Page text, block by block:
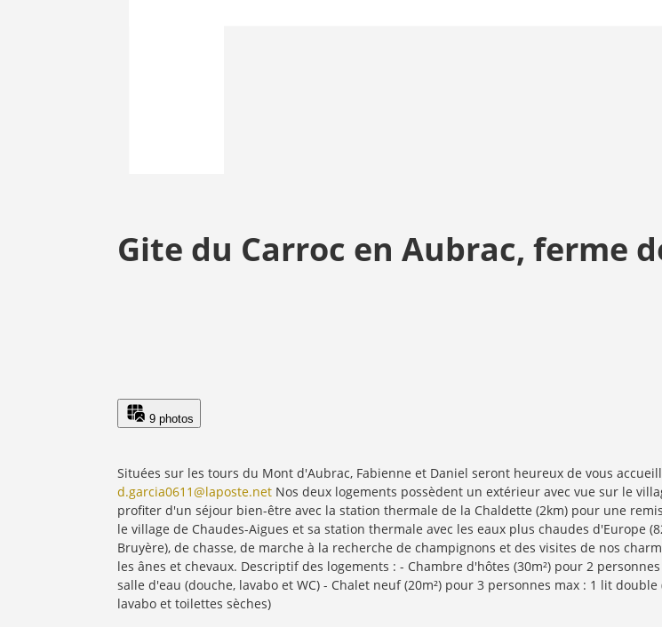
Gite du Carroc en Aubrac, ferme
9 photos
Situées sur les tours du Mont d'Aubrac, Fabienne et Daniel seront heureux de vous
d.garcia0611@laposte.net Nos deux logements possèdent un extérieur avec vue sur le
profiter d'un séjour bien-être avec la station thermale de la Chaldette (2km) pour une
le village de Chaudes-Aigues et sa station thermale avec les eaux plus chaudes d'Europe
Bruyère), de chasse, de marche à la recherche de champignons et des visites de nos
les ânes et chevaux. Descriptif des logements : - Chambre d'hôtes (30m²) pour 2
salle d'eau (douche, lavabo et WC) - Chalet neuf (20m²) pour 3 personnes max : 1 lit
lavabo et toilettes sèches)